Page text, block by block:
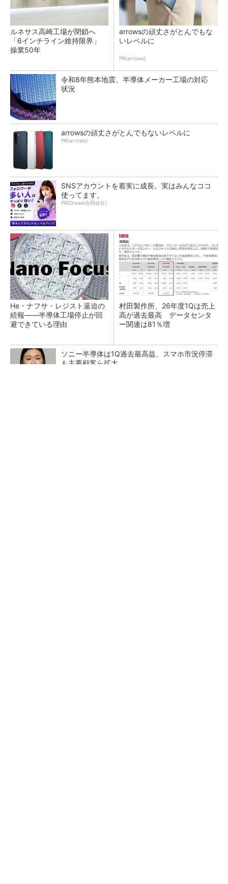
ルネサス高崎工場が閉鎖へ
「6インチライン維持限界」
操業50年
arrowsの頑丈さがとんでもな
いレベルに
PR(arrows)
令和8年熊本地震、半導体メーカー工場の対応
状況
arrowsの頑丈さがとんでもないレベルに
PR(arrows)
SNSアカウントを着実に成長。実はみんなココ
使ってます。
PR(Dreaw合同会社)
He・ナフサ・レジスト逼迫の
続報――半導体工場停止が回
避できている理由
村田製作所、26年度1Qは売上
高が過去最高 データセンタ
ー関連は81％増
ソニー半導体は1Q過去最高益、スマホ市況停滞
も主要顧客ら拡大